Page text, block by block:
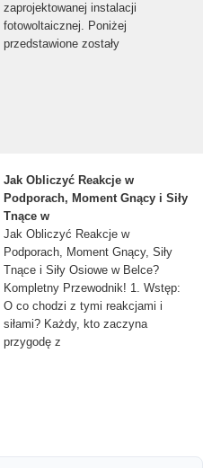
zaprojektowanej instalacji
fotowoltaicznej. Poniżej
przedstawione zostały
Jak Obliczyć Reakcje w
Podporach, Moment Gnący i Siły
Tnące w
Jak Obliczyć Reakcje w
Podporach, Moment Gnący, Siły
Tnące i Siły Osiowe w Belce?
Kompletny Przewodnik! 1. Wstęp:
O co chodzi z tymi reakcjami i
siłami? Każdy, kto zaczyna
przygodę z